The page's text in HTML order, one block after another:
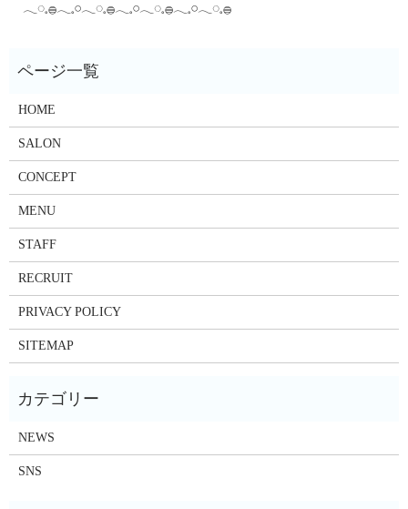
𓂃◌𓈒𓐍𓂃𓈒𓏸𓂃◌𓈒𓐍𓂃𓈒𓏸𓂃◌𓈒𓐍𓂃𓈒𓏸𓂃◌𓈒𓐍
HOME
SALON
CONCEPT
MENU
STAFF
RECRUIT
PRIVACY POLICY
SITEMAP
NEWS
SNS